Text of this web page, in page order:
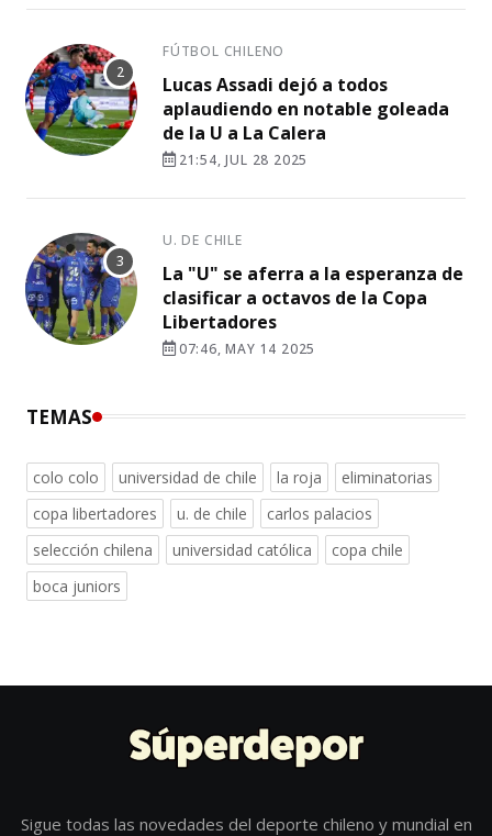
FÚTBOL CHILENO
Lucas Assadi dejó a todos
aplaudiendo en notable goleada
de la U a La Calera
21:54, JUL 28 2025
U. DE CHILE
La "U" se aferra a la esperanza de
clasificar a octavos de la Copa
Libertadores
07:46, MAY 14 2025
TEMAS
colo colo universidad de chile la roja
eliminatorias
copa libertadores
u. de chile
carlos palacios
selección chilena
universidad católica
copa chile
boca juniors
Sigue todas las novedades del deporte chileno y mundial en